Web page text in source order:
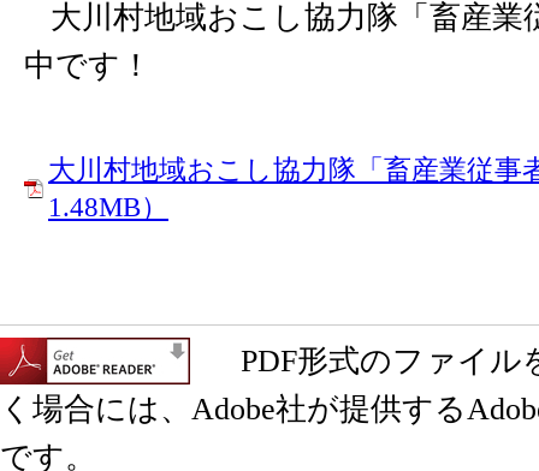
大川村地域おこし協力隊「畜産業
中です！
大川村地域おこし協力隊「畜産業従事
1.48MB）
PDF形式のファイル
く場合には、Adobe社が提供する
です。